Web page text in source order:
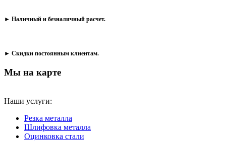
► Наличный и безналичный расчет.
► Скидки постоянным клиентам.
Мы на карте
Наши услуги:
Резка металла
Шлифовка металла
Оцинковка стали